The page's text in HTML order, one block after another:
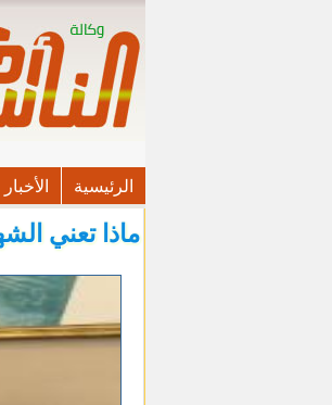
الرئيسية الأخبار
ماذا تعني